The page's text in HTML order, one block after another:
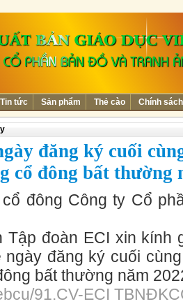
Tin tức Sản phẩm Thẻ cào Chính
đăng ký cuối
cổ đông bất thường
đông Công ty Cổ
Tập đoàn ECI xin
ngày đăng ký cuối
bất thường năm
91.CV-ECI